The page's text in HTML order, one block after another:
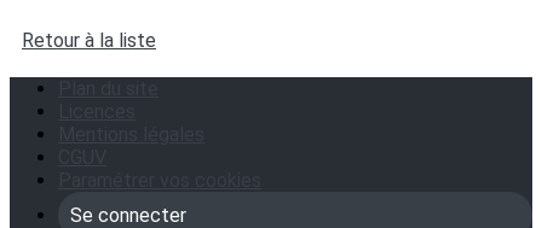
Retour à la liste
Se connecter